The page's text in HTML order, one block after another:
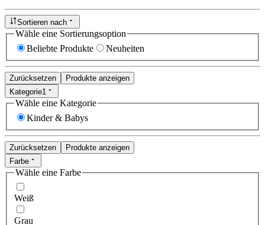
Sortieren nach
Wähle eine Sortierungsoption
Beliebte Produkte
Neuheiten
Zurücksetzen
Produkte anzeigen
Kategorie1
Wähle eine Kategorie
Kinder & Babys
Zurücksetzen
Produkte anzeigen
Farbe
Wähle eine Farbe
Weiß
Grau